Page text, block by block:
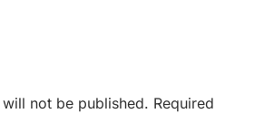
not be published. Required